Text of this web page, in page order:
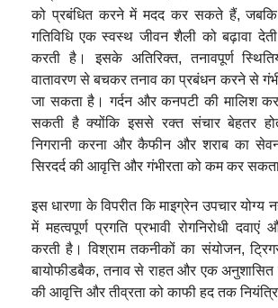
को प्रबंधित करने में मदद कर सकते हैं, जबकि
गतिविधि एक स्वस्थ जीवन शैली को बढ़ावा
करती है। इसके अतिरिक्त, तनावपूर्ण
वातावरण से बचकर तनाव का प्रबंधन करने से
जा सकता है। गर्दन और कनपटी की मालिश
सकती है क्योंकि इससे रक्त संचार बेहतर
निगरानी करना और कैफीन और शराब का
सिरदर्द की आवृत्ति और गंभीरता को कम कर
इस धारणा के विपरीत कि माइग्रेन उपचार योग्य
में महत्वपूर्ण प्रगति प्रभावी रोगनिरोधी दवाएं
करती है। विश्राम तकनीकों का संयोजन,
बायोफीडबैक, तनाव से राहत और एक अनुशासित
की आवृत्ति और तीव्रता को काफी हद तक